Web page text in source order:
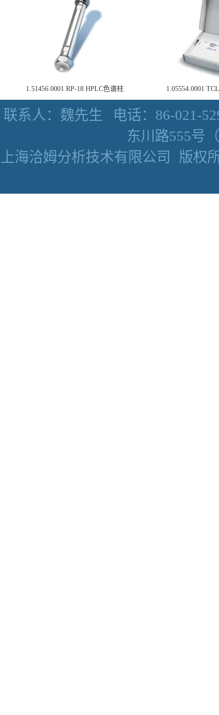
1.51456.0001 RP-18 HPLC色谱柱 1.05554.0001
联系人：魏先生
电话：86-021-
东川路555号
上海洽姆分析技术有限公司
版权